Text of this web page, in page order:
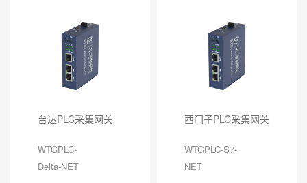
台达PLC采集网关
WTGPLC-
Delta-NET
西门子PLC采集网关
WTGPLC-S7-
NET